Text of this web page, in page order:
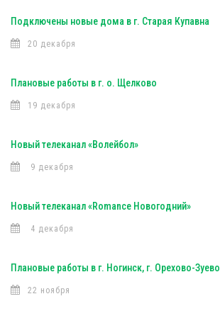
Подключены новые дома в г. Старая Купавна
20 декабря
Плановые работы в г. о. Щелково
19 декабря
Новый телеканал «Волейбол»
9 декабря
Новый телеканал «Romance Новогодний»
4 декабря
Плановые работы в г. Ногинск, г. Орехово-Зуево
22 ноября